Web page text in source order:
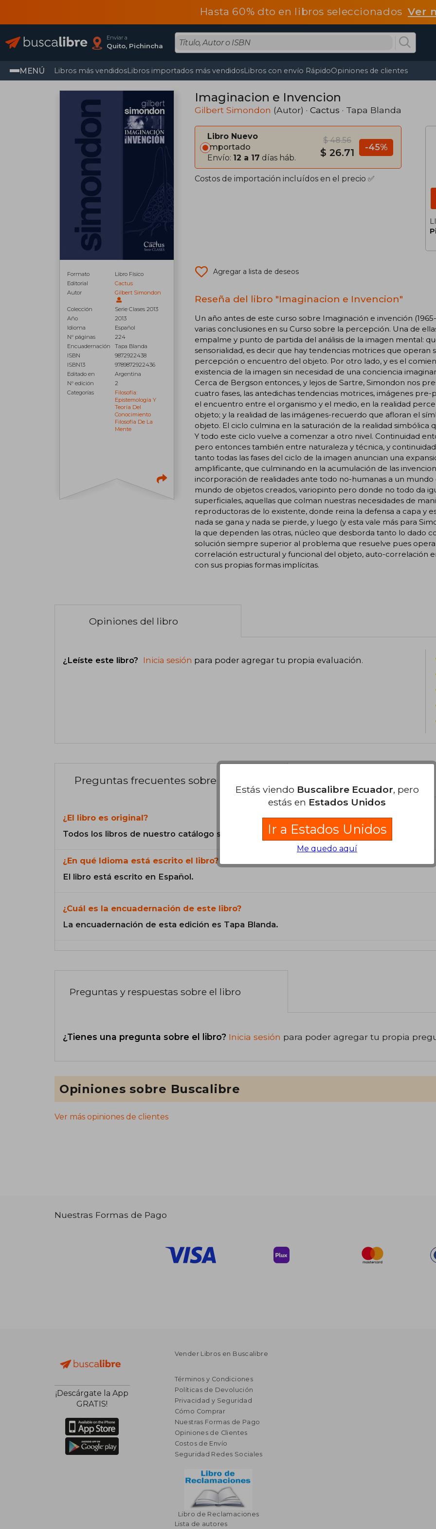
Hasta 60% dto en libros seleccionadosVer
Enviar a
Quito, Pichincha
MENÚ Libros más vendidosLibros importados más vendidosLibros con envío RápidoOpiniones de clientes
Formato
Libro Físico
Editorial
Cactus
Autor
Gilbert Simondon
Colección
Serie Clases 2013
Año
2013
Idioma
Español
N° páginas
224
Encuadernación
Tapa Blanda
ISBN
9872922438
ISBN13
9789872922436
Editado en
Argentina
N° edición
2
Categorías
Filosofía:
Epistemología Y
Teoría Del
Conocimiento
Filosofía De La
Mente
Imaginacion e Invencion
Gilbert Simondon (Autor) · Cactus · Tapa Blanda
Libro Nuevo
Importado
Envío: 12 a 17 días háb.
$ 48.56
$ 26.71 -45%
Costos de importación incluídos en el precio ✅
Agregar a lista de deseos
Reseña del libro "Imaginacion e Invencion"
Un año antes de este curso sobre Imaginación e invención
varias conclusiones en su Curso sobre la percepción. Una de
empalme y punto de partida del análisis de la imagen mental:
sensorialidad, es decir que hay tendencias motrices que operan
percepción o encuentro del objeto. Por otro lado, y es el
existencia de la imagen sin necesidad de una conciencia
Cerca de Bergson entonces, y lejos de Sartre, Simondon nos
cuatro fases, las antedichas tendencias motrices, imágenes
el encuentro entre el organismo y el medio, en la realidad
objeto; y la realidad de las imágenes-recuerdo que afloran el
objeto. El ciclo culmina en la saturación de la realidad simbólica
Y todo este ciclo vuelve a comenzar a otro nivel. Continuidad
pero entonces también entre naturaleza y técnica, y
tanto todas las fases del ciclo de la imagen anuncian una
amplificante, que culminando en la acumulación de las
incorporación de realidades ante todo no-humanas a un
mundo de objetos creados, variopinto pero donde no todo da
superficiales, aquellas que colman nuestras necesidades de
reproductoras de lo existente, donde reina la defensa a capa y
nada se gana y nada se pierde, y luego (y esta vale más para
la que dependen las otras, núcleo que desborda tanto lo dado
solución siempre superior al problema que resuelve pues
correlación estructural y funcional del objeto, auto-correlación
con sus propias formas implícitas.
Opiniones del libro
¿Leíste este libro? Inicia sesión para poder agregar tu propia evaluación.
Preguntas frecuentes sobre el libro
¿El libro es original?
Todos los libros de nuestro catálogo son Originales.
¿En qué Idioma está escrito el libro?
El libro está escrito en Español.
¿Cuál es la encuadernación de este libro?
La encuadernación de esta edición es Tapa Blanda.
Preguntas y respuestas sobre el libro
¿Tienes una pregunta sobre el libro? Inicia sesión para poder agregar tu propia
Opiniones sobre Buscalibre
Ver más opiniones de clientes
Nuestras Formas de Pago
¡Descárgate la App
GRATIS!
Vender Libros en Buscalibre
Términos y Condiciones
Políticas de Devolución
Privacidad y Seguridad
Cómo Comprar
Nuestras Formas de Pago
Opiniones de Clientes
Costos de Envío
Seguridad Redes Sociales
Libro de Reclamaciones
Lista de autores
Estás viendo Buscalibre Ecuador, pero
estás en Estados Unidos
Ir a Estados Unidos
Me quedo aquí